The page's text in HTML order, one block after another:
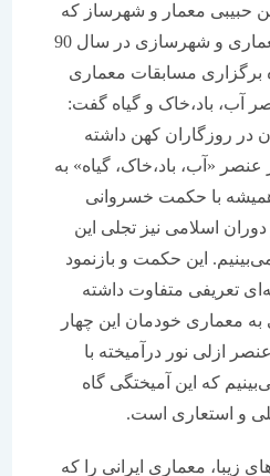
معمار و شهرساز که
به عنوان چهره ماندگار معماری و شهرسازی در سال 90
مسابقات معماری
4 عنصر آب، باد،‌خاک و گیاه گفت:
کهن داشته
باد،‌خاک، گیاه» به
با حکمت خسروانی
اسلامی نیز تجلی این
این حکمت و بازنمود
متفاوت داشته
خودمان این چهار
نور درآمیخته با
که این آمیختگی گاه
است.
معماری ایرانی را که